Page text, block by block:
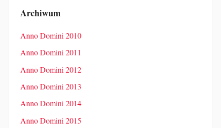
Archiwum
Anno Domini 2010
Anno Domini 2011
Anno Domini 2012
Anno Domini 2013
Anno Domini 2014
Anno Domini 2015